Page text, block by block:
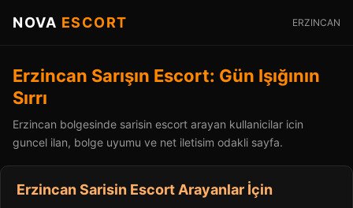
NOVA ESCORT ERZINCAN
Erzincan Sarışın Escort: Gün Işığının
Sırrı
Erzincan bolgesinde sarisin escort arayan kullanicilar icin
guncel ilan, bolge uyumu ve net iletisim odakli sayfa.
Erzincan Sarisin Escort Arayanlar İçin